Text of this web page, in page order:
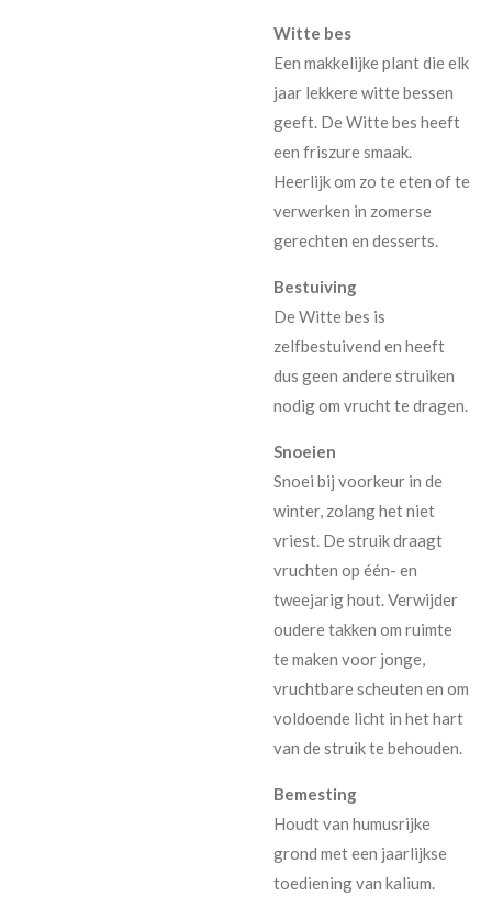
Witte bes
Een makkelijke plant die elk
jaar lekkere witte bessen
geeft. De Witte bes heeft
een friszure smaak.
Heerlijk om zo te eten of te
verwerken in zomerse
gerechten en desserts.
Bestuiving
De Witte bes is
zelfbestuivend en heeft
dus geen andere struiken
nodig om vrucht te dragen.
Snoeien
Snoei bij voorkeur in de
winter, zolang het niet
vriest. De struik draagt
vruchten op één- en
tweejarig hout. Verwijder
oudere takken om ruimte
te maken voor jonge,
vruchtbare scheuten en om
voldoende licht in het hart
van de struik te behouden.
Bemesting
Houdt van humusrijke
grond met een jaarlijkse
toediening van kalium.